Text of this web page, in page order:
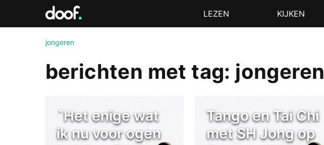
MenuLEZEN KIJKEN
jongeren
berichten met tag: jongeren
`Het enige wat
ik nu voor ogen
Tango en Tai Chi
met SH Jong op
Doof.nl